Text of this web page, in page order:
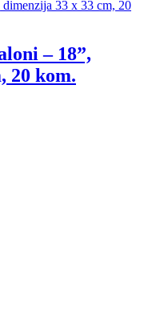
– 18”,
20 kom.